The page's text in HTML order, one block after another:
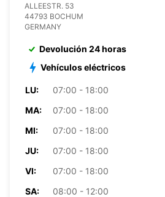
ALLEESTR. 53
44793 BOCHUM
GERMANY
Devolución 24 horas
Vehículos eléctricos
LU:
07:00 - 18:00
MA:
07:00 - 18:00
MI:
07:00 - 18:00
JU:
07:00 - 18:00
VI:
07:00 - 18:00
SA:
08:00 - 12:00